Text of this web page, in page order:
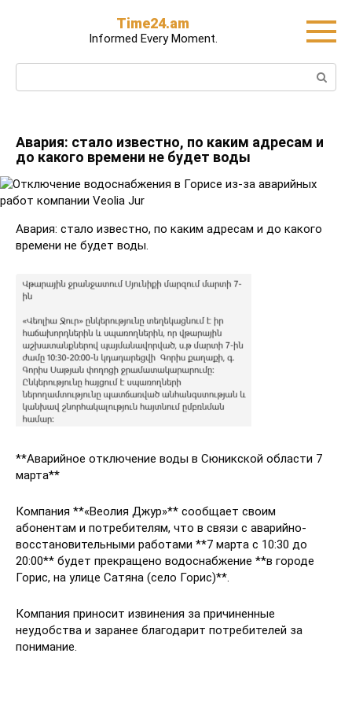
Time24.am
Informed Every Moment.
Search:
Авария: стало известно, по каким адресам и
до какого времени не будет воды
Авария: стало известно, по каким адресам и до какого
времени не будет воды.
**Аварийное отключение воды в Сюникской области 7
марта**
Компания **«Веолия Джур»** сообщает своим
абонентам и потребителям, что в связи с аварийно-
восстановительными работами **7 марта с 10:30 до
20:00** будет прекращено водоснабжение **в городе
Горис, на улице Сатяна (село Горис)**.
Компания приносит извинения за причиненные
неудобства и заранее благодарит потребителей за
понимание.